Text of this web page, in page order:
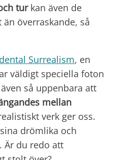
turkan även de
överraskande, så
Surrealism, en
väldigt speciella foton
så uppenbara att
mellan
verk ger oss.
drömlika och
Är du redo att